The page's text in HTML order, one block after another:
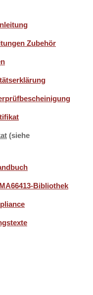
Zubehör
(siehe
Bibliothek